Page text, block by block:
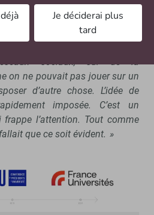
:
« La nouvelle identité de
d’un objet graphique qui
on ne pouvait pas jouer sur un
d’autre chose. L’idée de
imposée. C’est un
l’attention. Tout comme
que ce soit évident. »
Je déciderai plus
tard